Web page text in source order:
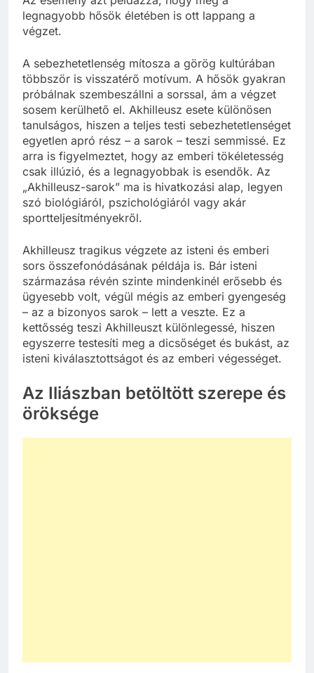
legnagyobb hősök életében is ott lappang a
végzet.
A sebezhetetlenség mítosza a görög kultúrában
többször is visszatérő motívum. A hősök gyakran
próbálnak szembeszállni a sorssal, ám a végzet
sosem kerülhető el. Akhilleusz esete különösen
tanulságos, hiszen a teljes testi sebezhetetlenséget
egyetlen apró rész – a sarok – teszi semmissé. Ez
arra is figyelmeztet, hogy az emberi tökéletesség
csak illúzió, és a legnagyobbak is esendők. Az
„Akhilleusz-sarok” ma is hivatkozási alap, legyen
szó biológiáról, pszichológiáról vagy akár
sportteljesítményekről.
Akhilleusz tragikus végzete az isteni és emberi
sors összefonódásának példája is. Bár isteni
származása révén szinte mindenkinél erősebb és
ügyesebb volt, végül mégis az emberi gyengeség
– az a bizonyos sarok – lett a veszte. Ez a
kettősség teszi Akhilleuszt különlegessé, hiszen
egyszerre testesíti meg a dicsőséget és bukást, az
isteni kiválasztottságot és az emberi végességet.
Az Iliászban betöltött szerepe és
öröksége